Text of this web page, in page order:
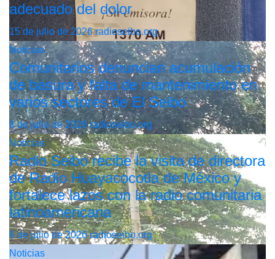
adecuado del dolor
15 de julio de 2026radioseibo.org
Noticias
Comunitarios denuncian acumulación
de basura y falta de mantenimiento en
varios sectores de El Seibo
8 de julio de 2026radioseibo.org
Noticias
Radio Seibo recibe la visita de directora
de Radio Huayacocotla de México y
fortalece lazos con la radio comunitaria
latinoamericana
6 de julio de 2026radioseibo.org
Noticias